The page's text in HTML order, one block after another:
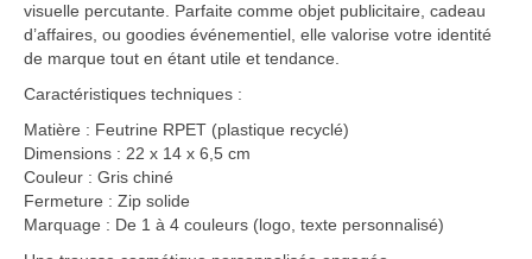
visuelle percutante. Parfaite comme objet publicitaire, cadeau
d’affaires, ou goodies événementiel, elle valorise votre identité
de marque tout en étant utile et tendance.
Caractéristiques techniques :
Matière : Feutrine RPET (plastique recyclé)
Dimensions : 22 x 14 x 6,5 cm
Couleur : Gris chiné
Fermeture : Zip solide
Marquage : De 1 à 4 couleurs (logo, texte personnalisé)